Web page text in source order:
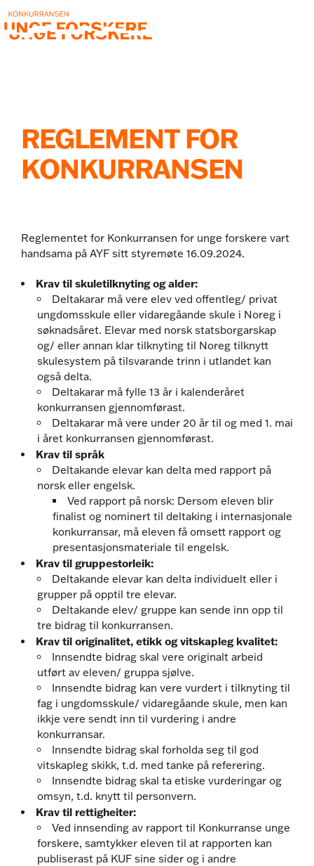
to
the
content
REGLEMENT FOR
KONKURRANSEN
Reglementet for Konkurransen for unge forskere vart
handsama på AYF sitt styremøte 16.09.2024.
Krav til skuletilknyting og alder:
Deltakarar må vere elev ved offentleg/ privat
ungdomsskule eller vidaregåande skule i Noreg i
søknadsåret. Elevar med norsk statsborgarskap
og/ eller annan klar tilknyting til Noreg tilknytt
skulesystem på tilsvarande trinn i utlandet kan
også delta.
Deltakarar må fylle 13 år i kalenderåret
konkurransen gjennomførast.
Deltakarar må vere under 20 år til og med 1. mai
i året konkurransen gjennomførast.
Krav til språk
Deltakande elevar kan delta med rapport på
norsk eller engelsk.
Ved rapport på norsk: Dersom eleven blir
finalist og nominert til deltaking i internasjonale
konkurransar, må eleven få omsett rapport og
presentasjonsmateriale til engelsk.
Krav til gruppestorleik:
Deltakande elevar kan delta individuelt eller i
grupper på opptil tre elevar.
Deltakande elev/ gruppe kan sende inn opp til
tre bidrag til konkurransen.
Krav til originalitet, etikk og vitskapleg kvalitet:
Innsendte bidrag skal vere originalt arbeid
utført av eleven/ gruppa sjølve.
Innsendte bidrag kan vere vurdert i tilknyting til
fag i ungdomsskule/ vidaregåande skule, men kan
ikkje vere sendt inn til vurdering i andre
konkurransar.
Innsendte bidrag skal forholda seg til god
vitskapleg skikk, t.d. med tanke på referering.
Innsendte bidrag skal ta etiske vurderingar og
omsyn, t.d. knytt til personvern.
Krav til rettigheiter:
Ved innsending av rapport til Konkurranse unge
forskere, samtykker eleven til at rapporten kan
publiserast på KUF sine sider og i andre